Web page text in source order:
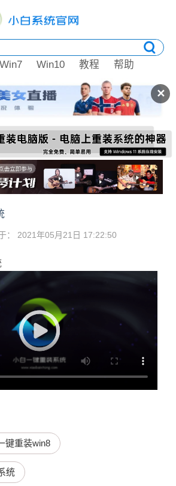
✕
Win7 Win10 教程 帮助
： 2021年05月21日 17:22:50
键重装win8
统